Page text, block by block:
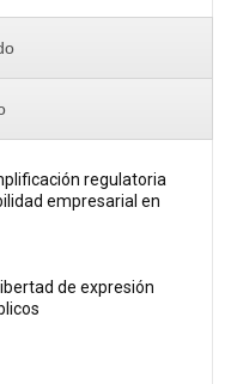
regulatoria
empresarial en
de expresión